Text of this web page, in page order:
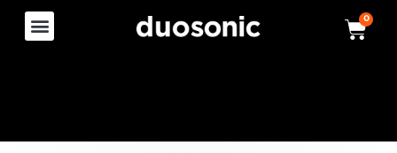
0